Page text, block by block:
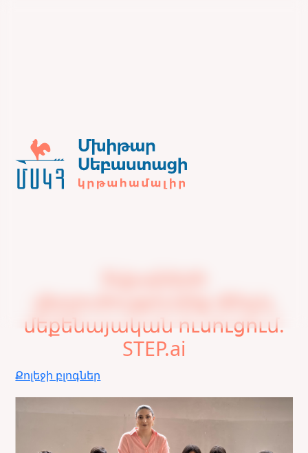
Տվյալների
մեքենայական ուսուցում.
STEP.ai
Քոլեջի բլոգներ